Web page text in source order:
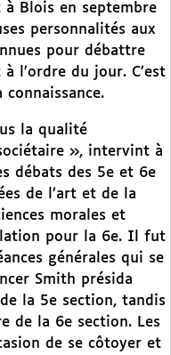
Blois en septembre
personnalités aux
pour débattre
l’ordre du jour. C’est
la qualité
», intervint à
débats des 5e et 6e
de l’art et de la
morales et
pour la 6e. Il fut
générales qui se
Smith présida
la 5e section, tandis
de la 6e section. Les
de se côtoyer et